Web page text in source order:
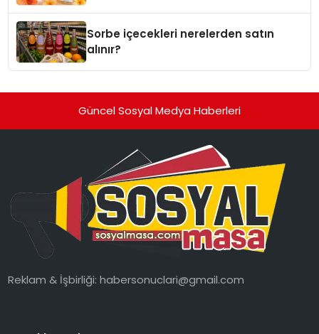
Sorbe içecekleri nerelerden satın
alınır?
Güncel Sosyal Medya Haberleri
Reklam & İşbirliği:habersonuclari@gmail.com